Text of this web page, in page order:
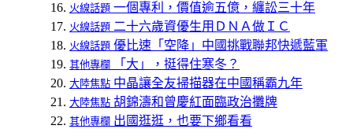
火線話題 一個專利，價值逾五億，纏訟三十年
火線話題 二十六歲資優生用ＤＮＡ做ＩＣ
火線話題 優比速「空降」中國挑戰聯邦快遞藍軍
其他專欄 「大」，挺得住寒冬？
大陸焦點 中晶讓全友掃描器在中國稱霸九年
大陸焦點 胡錦濤和曾慶紅面臨政治攤牌
其他專欄 出國逛逛，也要下鄉看看